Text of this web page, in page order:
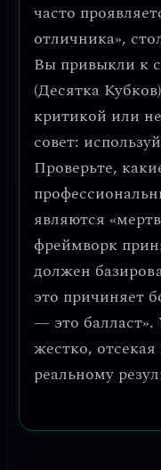
часто
отличника»,
Вы привыкли к
(Десятка
критикой или
совет:
Проверьте,
являются
фреймворк
должен
это причиняет
— это балласт».
жестко, отсекая
реальному